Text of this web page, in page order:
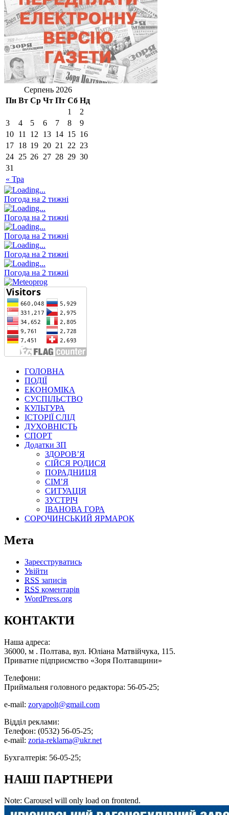
Серпень 2026
Пн Вт Ср Чт Пт Сб Нд
« Тра
1
2
3
4 5 6 7 8
9
10 11 12 13 14 15 16
17 18 19 20 21 22 23
24 25 26 27 28 29 30
31
Погода на 2 тижні
Погода на 2 тижні
Погода на 2 тижні
Погода на 2 тижні
Погода на 2 тижні
ГОЛОВНА
ПОДІЇ
ЕКОНОМІКА
СУСПІЛЬСТВО
КУЛЬТУРА
ІСТОРІЇ СЛІД
ДУХОВНІСТЬ
СПОРТ
Додатки ЗП
ЗДОРОВ’Я
СІЙСЯ РОДИСЯ
ПОРАДНИЦЯ
СІМ’Я
СИТУАЦІЯ
ЗУСТРІЧ
ІВАНОВА ГОРА
СОРОЧИНСЬКИЙ ЯРМАРОК
Мета
Зареєструватись
Увійти
RSS записів
RSS коментарів
WordPress.org
КОНТАКТИ
Наша адреса:
36000, м . Полтава, вул. Юліана Матвійчука, 115.
Приватне підприємство «Зоря Полтавщини»
Телефони:
Приймальня головного редактора: 56-05-25;
e-mail: zoryapolt@gmail.com
Відділ реклами:
Телефон: (0532) 56-05-25;
e-mail: zoria-reklama@ukr.net
Бухгалтерія: 56-05-25;
НАШІ ПАРТНЕРИ
Note: Carousel will only load on frontend.